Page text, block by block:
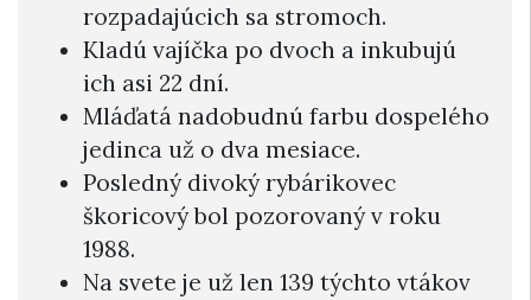
rozpadajúcich sa stromoch.
Kladú vajíčka po dvoch a inkubujú
ich asi 22 dní.
Mláďatá nadobudnú farbu dospelého
jedinca už o dva mesiace.
Posledný divoký rybárikovec
škoricový bol pozorovaný v roku
1988.
Na svete je už len 139 týchto vtákov